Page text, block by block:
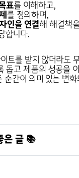
표를 이해하고,
를 정의하며,
인을 연결해 해결책
합니다.
트를 받지 않더라도
돕고 제품의 성공을
순간이 의미 있는 변화
은 글 📚
관리자 vs 나쁜 제품